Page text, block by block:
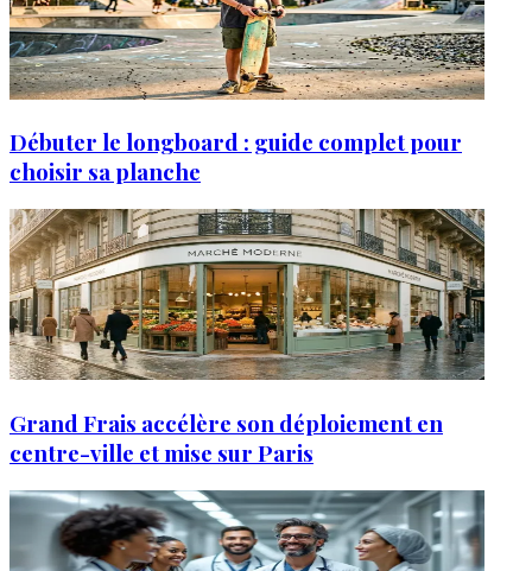
Débuter le longboard : guide complet pour
choisir sa planche
Grand Frais accélère son déploiement en
centre-ville et mise sur Paris